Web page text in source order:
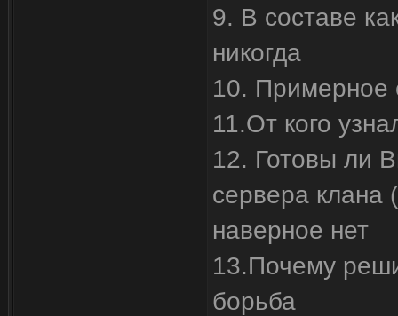
9. В составе
никогда
10. Примерное
11.От кого
12. Готовы ли
сервера клана
наверное нет
13.Почему
борьба